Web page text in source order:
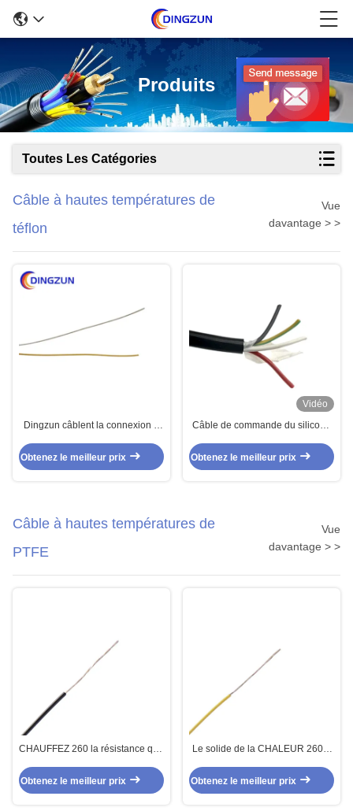
Produits
Toutes Les Catégories
Câble à hautes températures de
téflon
Vue
davantage > >
Dingzun câblent la connexion à
d'ETFE le fil 24AWG 250C
Obtenez le meilleur prix
Vidéo
Câble de commande du silicone
UL4600
Obtenez le meilleur prix
Câble à hautes températures de
PTFE
Vue
davantage > >
CHAUFFEZ 260 la résistance que
hautes températures de PTFE
pour le matériel d'éclairage
Obtenez le meilleur prix
Le solide de la CHALEUR 260 a
câble isolé 14 de PTFE pour
l'instrumentation
Obtenez le meilleur prix